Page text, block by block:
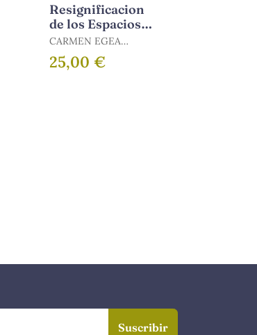
Resignificacion
de los Espacios
Publicos en
Latinoamerica
CARMEN EGEA
JIMENEZ
25,00 €